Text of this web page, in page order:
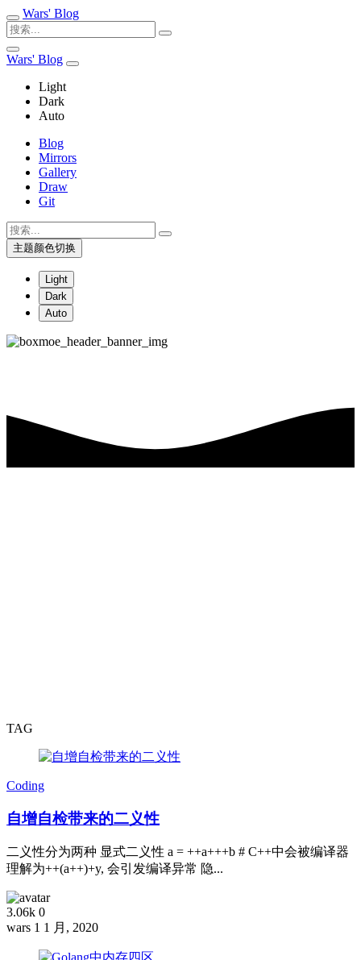
Wars' Blog
Wars' Blog
Light
Dark
Auto
Blog
Mirrors
Gallery
Draw
Git
主题颜色切换
Light
Dark
Auto
TAG
Coding
自增自检带来的二义性
二义性分为两种 显式二义性 a = ++a+++b # C++中会被编译器
理解为++(a++)+y, 会引发编译异常 隐...
3.06k 0
wars 1 1 月, 2020